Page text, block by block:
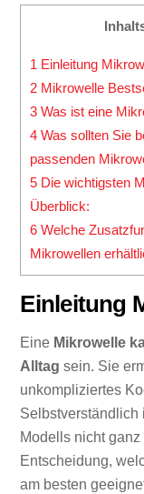
1 Einleitung
2 Mikrowelle
3 Was ist eine
4 Was sollten Sie
passenden
5 Die wichtigsten
Überblick:
6 Welche
Mikrowellen
Einleitung
Eine Mikrowelle
Alltag sein. Sie
unkompliziertes
Selbstverständlich
Modells nicht
Entscheidung,
am besten